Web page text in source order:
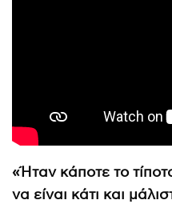
«Ήταν κάποτε το
να είναι κάτι και